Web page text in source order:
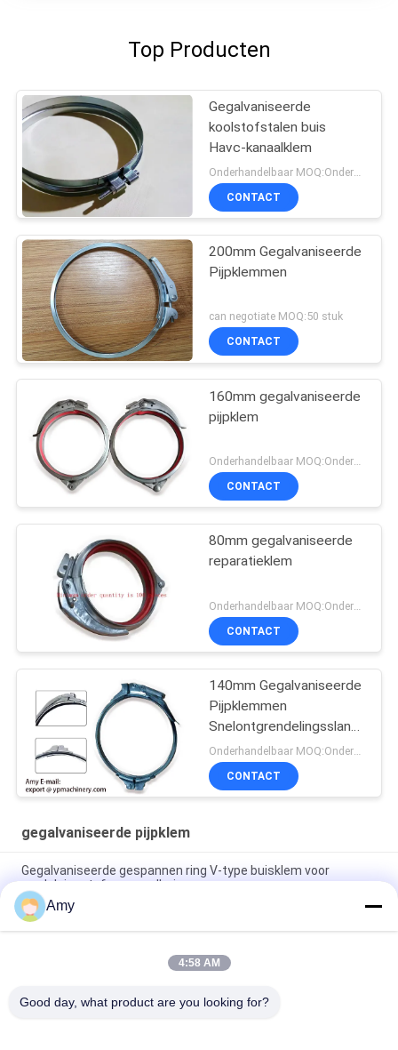
Top Producten
Gegalvaniseerde
koolstofstalen buis
Havc-kanaalklem
CONTACT
200mm Gegalvaniseerde
Pijpklemmen
can negotiate MOQ:50 stuk
CONTACT
160mm gegalvaniseerde
pijpklem
Onderhandelbaar MOQ:Onderhandeling
CONTACT
80mm gegalvaniseerde
reparatieklem
Onderhandelbaar MOQ:Onderhandeling
CONTACT
140mm Gegalvaniseerde
Pijpklemmen
Snelontgrendelingsslangklem
Spiraalclips
CONTACT
gegalvaniseerde pijpklem
Gegalvaniseerde gespannen ring V-type buisklem voor
modulaire stofverzamelbuizen
Gegalvaniseerde verstelbare boutflensklem voor
kanaalaansluiting
250 mm gepolijste zinkkanalklem ventilatiekanal
Amy
4:58 AM
Good day, what product are you looking for?